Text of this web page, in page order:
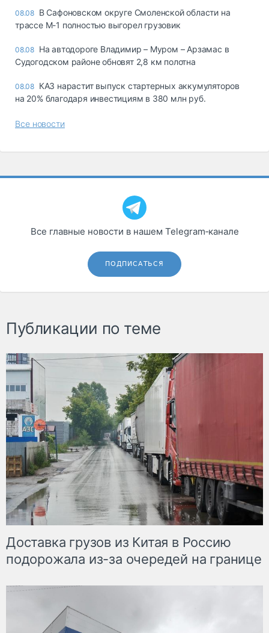
08.08 В Сафоновском округе Смоленской области на
трассе М-1 полностью выгорел грузовик
08.08 На автодороге Владимир – Муром – Арзамас в
Судогодском районе обновят 2,8 км полотна
08.08 КАЗ нарастит выпуск стартерных аккумуляторов
на 20% благодаря инвестициям в 380 млн руб.
Все новости
Все главные новости в нашем Telegram‑канале
ПОДПИСАТЬСЯ
Публикации по теме
Доставка грузов из Китая в Россию
подорожала из-за очередей на границе